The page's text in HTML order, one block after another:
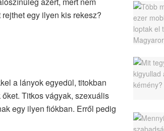
egy ilyen kis rekesz?
a lányok egyedül, titokban
Titkos vágyak, szexuális
egy ilyen fiókban. Erről pedig